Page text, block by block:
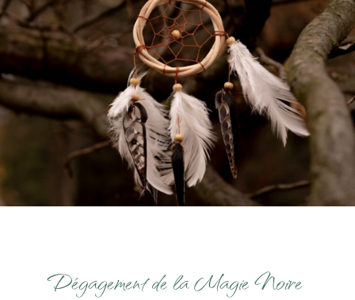
Communication Animale
Soins Magnétisme
Soins Lithothérapie
Rituels
Boutique
Dégagement de la Magie Noire